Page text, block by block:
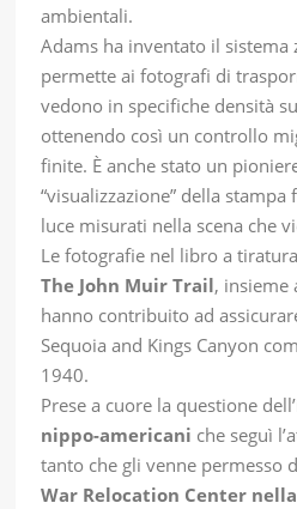
ambientali.
Adams ha inventato il sistema
permette ai fotografi di
vedono in specifiche densità
ottenendo così un controllo
finite. È anche stato un
“visualizzazione” della
luce misurati nella scena che
Le fotografie nel libro a
The John Muir Trail, insieme
hanno contribuito ad
Sequoia and Kings Canyon
1940.
Prese a cuore la questione
nippo-americani che seguì
tanto che gli venne permesso
War Relocation Center